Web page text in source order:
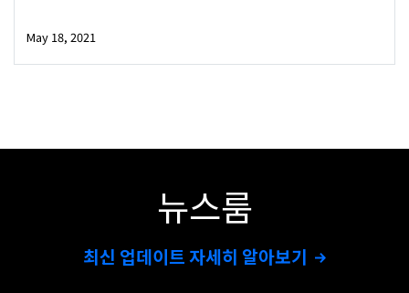
May 18, 2021
뉴스룸
최신 업데이트 자세히 알아보기